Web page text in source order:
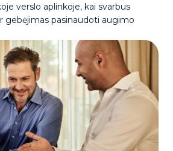
verslo aplinkoje, kai svarbus
gebėjimas pasinaudoti augimo